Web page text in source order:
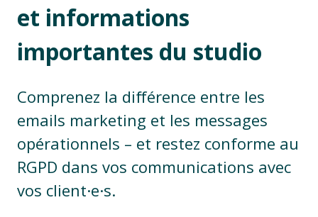
et informations
importantes du studio
Comprenez la différence entre les
emails marketing et les messages
opérationnels – et restez conforme au
RGPD dans vos communications avec
vos client·e·s.